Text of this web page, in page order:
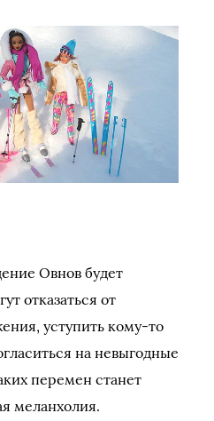
Овнов будет
отказаться от
уступить кому-то
на невыгодные
перемен станет
меланхолия.